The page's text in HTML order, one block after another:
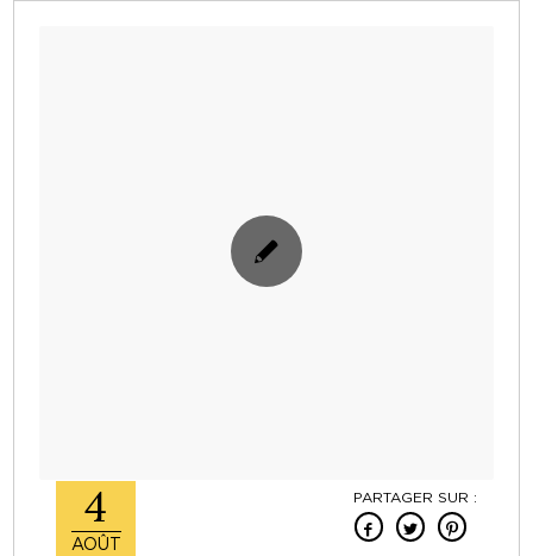
4
AOÛT
PARTAGER SUR :